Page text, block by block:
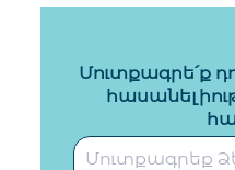
Մուտքագրե՛ք